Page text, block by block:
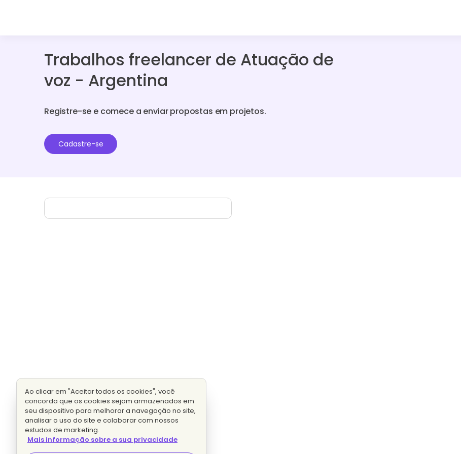
Trabalhos freelancer de Atuação de
voz - Argentina
Registre-se e comece a enviar propostas em projetos.
Cadastre-se
Ao clicar em "Aceitar todos os cookies", você
concorda que os cookies sejam armazenados em
seu dispositivo para melhorar a navegação no site,
analisar o uso do site e colaborar com nossos
estudos de marketing.
Mais informação sobre a sua privacidade